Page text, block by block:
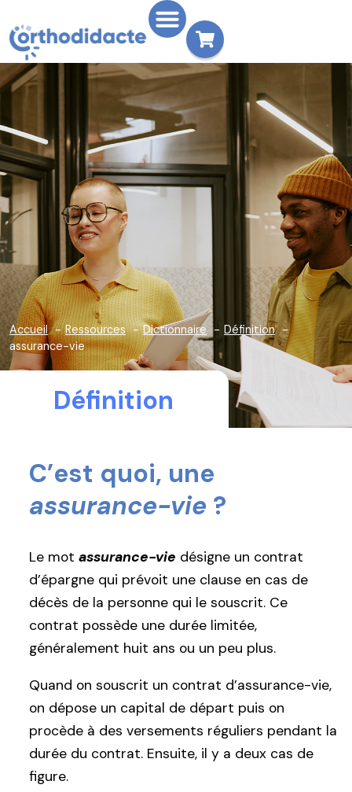
Accueil Ressources Dictionnaire
Définition
assurance-vie
Définition
C’est quoi, une
assurance-vie ?
Le mot assurance-vie désigne un contrat
d’épargne qui prévoit une clause en cas de
décès de la personne qui le souscrit. Ce
contrat possède une durée limitée,
généralement huit ans ou un peu plus.
Quand on souscrit un contrat d’assurance-vie,
on dépose un capital de départ puis on
procède à des versements réguliers pendant la
durée du contrat. Ensuite, il y a deux cas de
figure.